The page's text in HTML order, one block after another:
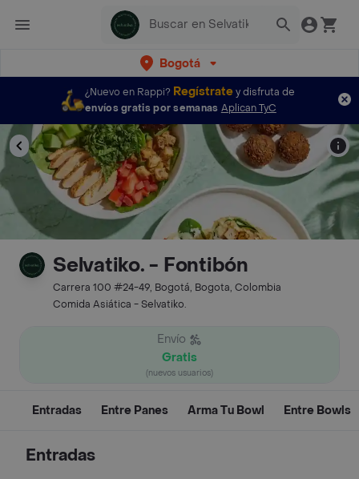
Bogotá
¿Nuevo en Rappi? Regístratey disfruta de
envíos gratis por semanas Aplican TyC
Selvatiko. - Fontibón
Carrera 100 #24-49, Bogotá, Bogota, Colombia
Comida Asiática - Selvatiko.
Envío
Gratis
(nuevos usuarios)
Entradas Entre Panes Arma Tu Bowl Entre Bowls
Entradas